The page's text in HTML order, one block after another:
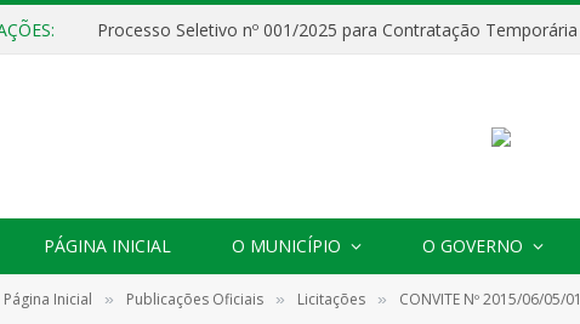
PÁGINA INICIAL O MUNICÍPIO O GOVERNO
Página Inicial » Publicações Oficiais » Licitações » CONVITE Nº 2015/06/05/01